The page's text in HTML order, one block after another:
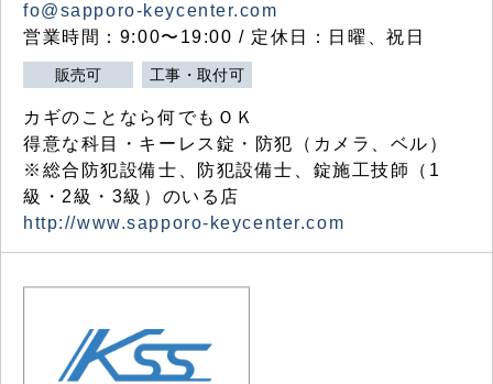
fo@sapporo-keycenter.com
営業時間：9:00〜19:00 / 定休日：日曜、祝日
販売可 工事・取付可
カギのことなら何でもＯＫ
得意な科目・キーレス錠・防犯（カメラ、ベル）
※総合防犯設備士、防犯設備士、錠施工技師（1
級・2級・3級）のいる店
http://www.sapporo-keycenter.com